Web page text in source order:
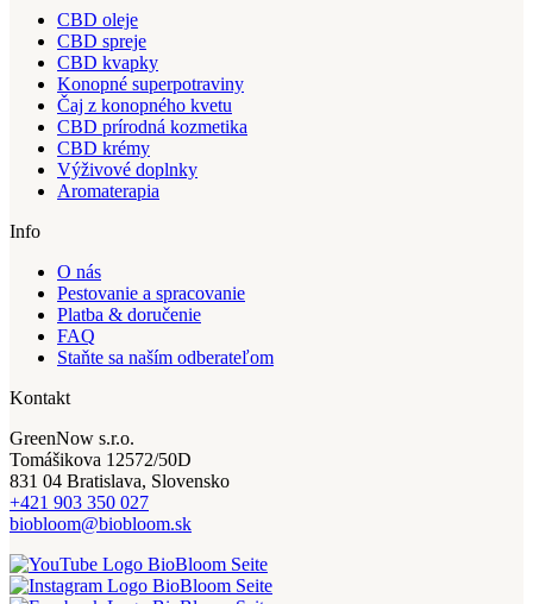
CBD oleje
CBD spreje
CBD kvapky
Konopné superpotraviny
Čaj z konopného kvetu
CBD prírodná kozmetika
CBD krémy
Výživové doplnky
Aromaterapia
Info
O nás
Pestovanie a spracovanie
Platba & doručenie
FAQ
Staňte sa naším odberateľom
Kontakt
GreenNow s.r.o.
Tomášikova 12572/50D
831 04 Bratislava, Slovensko
+421 903 350 027
biobloom@biobloom.sk